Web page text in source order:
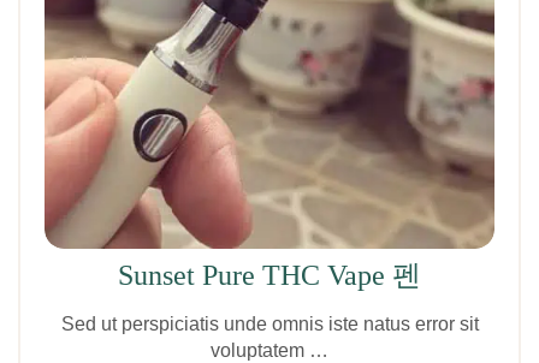
Sunset Pure THC Vape 펜
Sed ut perspiciatis unde omnis iste natus error sit
voluptatem …